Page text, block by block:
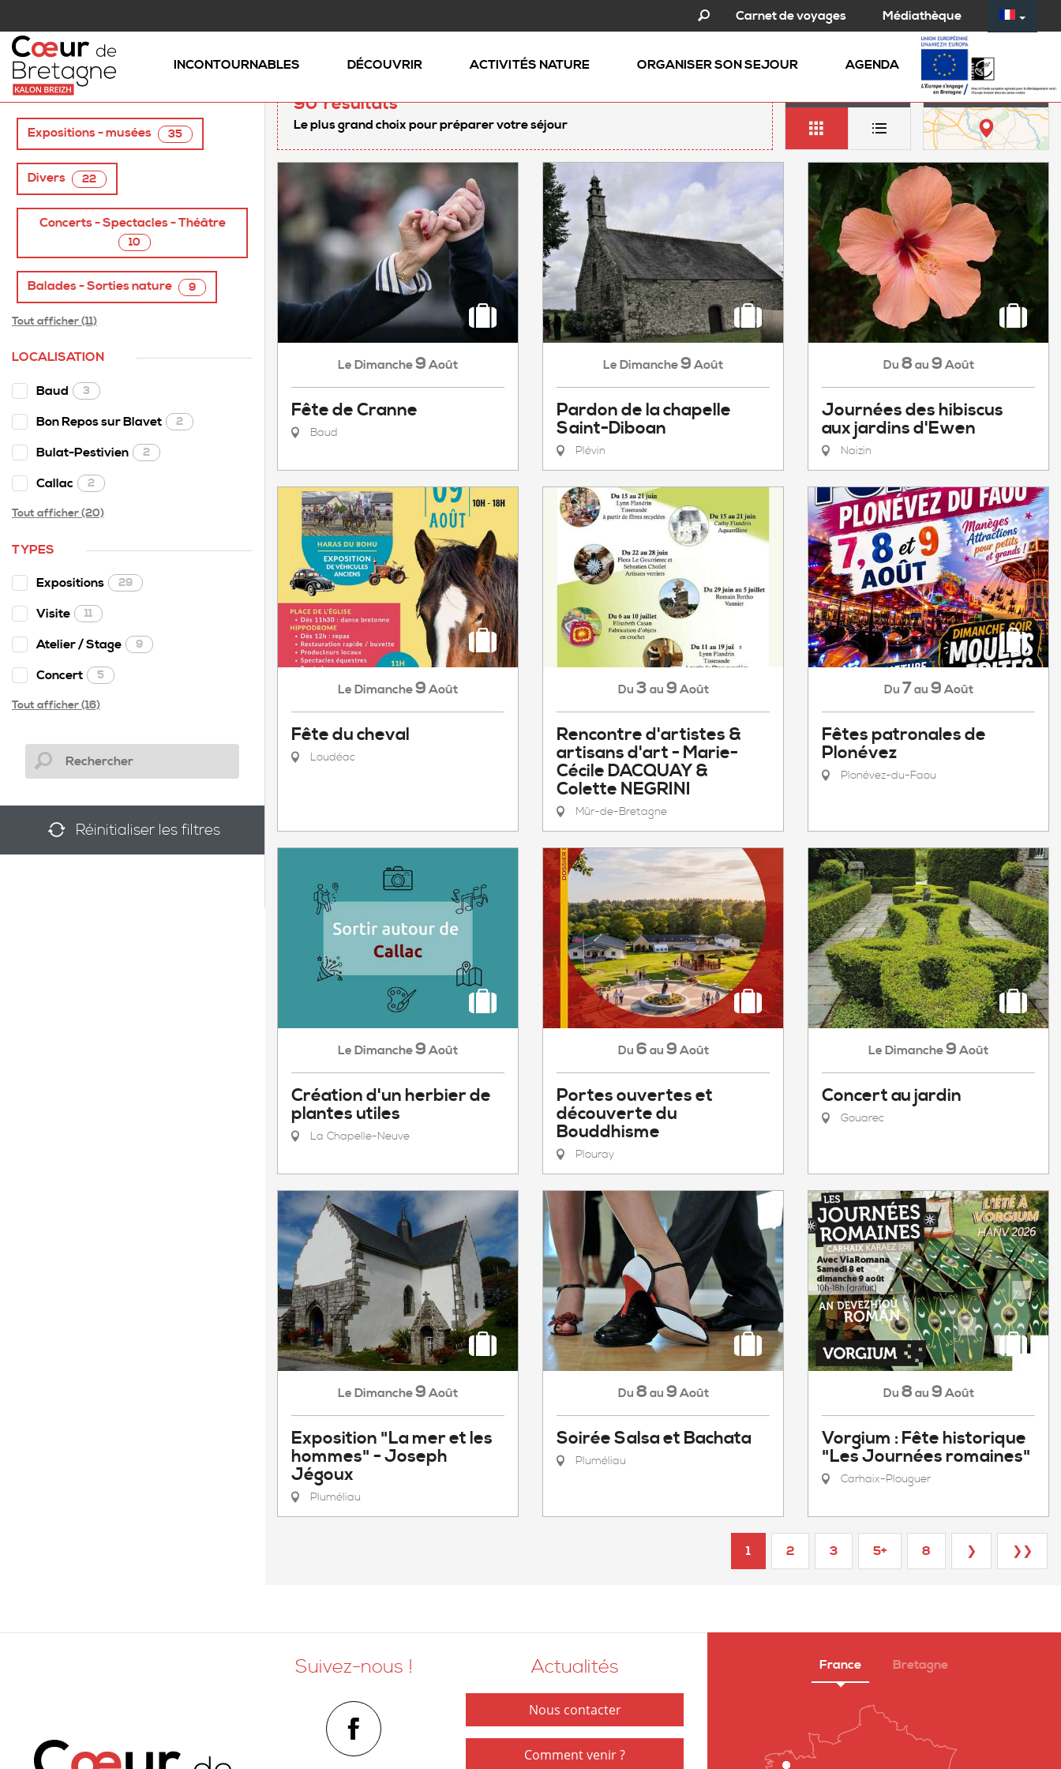
Carnet de voyages Médiathèque
INCONTOURNABLES DÉCOUVRIR ACTIVITÉS NATURE ORGANISER SON SEJOUR AGENDA
Accueil/Agenda - Aujourd'hui
LOCALISATION
Baud 3
Bon Repos sur Blavet 2
Bulat-Pestivien 2
Callac 2
Tout afficher (20)
TYPES
Expositions 29
Visite 11
Atelier / Stage 9
Concert 5
Tout afficher (16)
TAGS
Expositions - musées 35
Divers 22
Concerts - Spectacles - Théâtre
10
Balades - Sorties nature 9
Tout afficher (11)
Réinitialiser les filtres
90résultats
Le plus grand choix pour préparer votre séjour
CARTE
Le Dimanche9 Août
Fête de Cranne
Baud
Le Dimanche9 Août
Pardon de la chapelle
Saint-Diboan
Plévin
Du 8 au 9 Août
Journées des hibiscus
aux jardins d'Ewen
Naizin
Le Dimanche9 Août
Fête du cheval
Loudéac
Du 3 au 9 Août
Rencontre d'artistes &
artisans d'art - Marie-
Cécile DACQUAY &
Colette NEGRINI
Mûr-de-Bretagne
Du 7au 9 Août
Fêtes patronales de
Plonévez
Plonévez-du-Faou
Le Dimanche9 Août
Création d'un herbier de
plantes utiles
La Chapelle-Neuve
Du 6 au 9 Août
Portes ouvertes et
découverte du
Bouddhisme
Plouray
Le Dimanche9 Août
Concert au jardin
Gouarec
Le Dimanche9 Août
Exposition "La mer et les
hommes" - Joseph
Jégoux
Pluméliau
Du 8 au 9 Août
Soirée Salsa et Bachata
Pluméliau
Du 8 au 9 Août
Vorgium : Fête historique
"Les Journées romaines"
Carhaix-Plouguer
1 2 3 5+ 8 ❯ ❯❯
Suivez-nous ! Actualités
Nous contacter
Comment venir ?
France Bretagne